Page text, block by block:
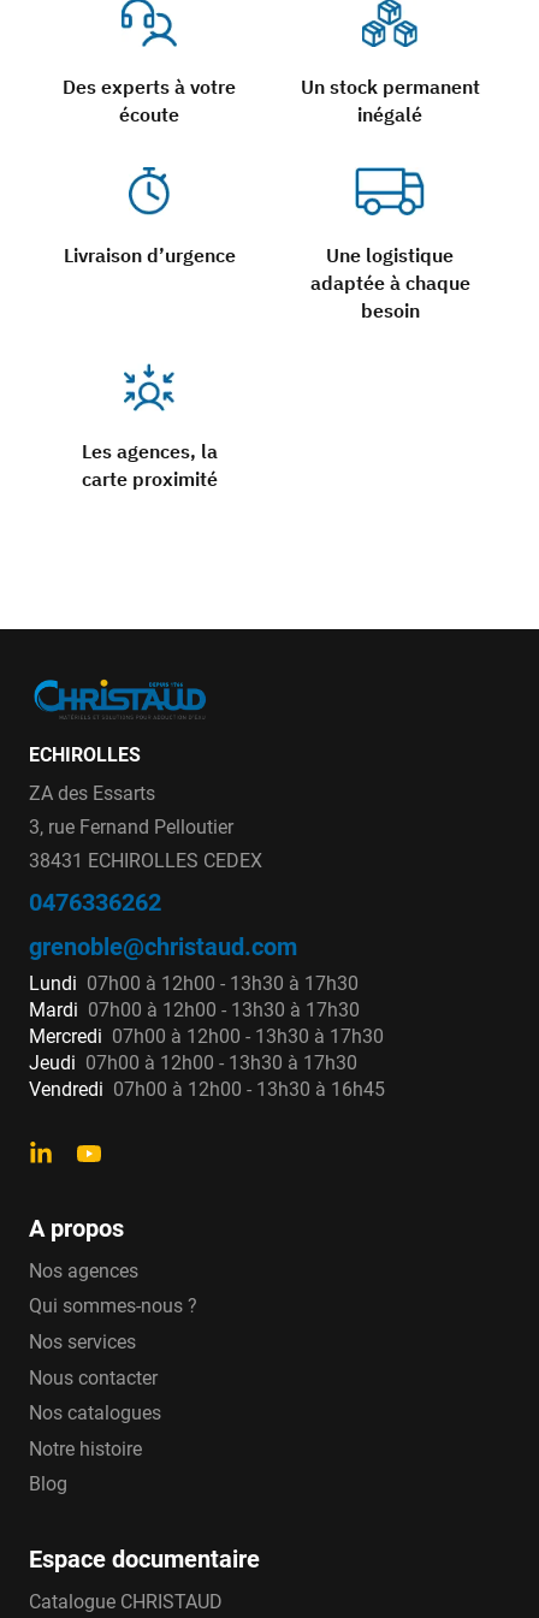
Des experts à votre
écoute
Un stock permanent
inégalé
Livraison d’urgence
Une logistique
adaptée à chaque
besoin
Les agences, la
carte proximité
ECHIROLLES
ZA des Essarts
3, rue Fernand Pelloutier
38431 ECHIROLLES CEDEX
0476336262
grenoble@christaud.com
Lundi 07h00 à 12h00 - 13h30 à 17h30
Mardi 07h00 à 12h00 - 13h30 à 17h30
Mercredi 07h00 à 12h00 - 13h30 à 17h30
Jeudi 07h00 à 12h00 - 13h30 à 17h30
Vendredi 07h00 à 12h00 - 13h30 à 16h45
A propos
Nos agences
Qui sommes-nous ?
Nos services
Nous contacter
Nos catalogues
Notre histoire
Blog
Espace documentaire
Catalogue CHRISTAUD